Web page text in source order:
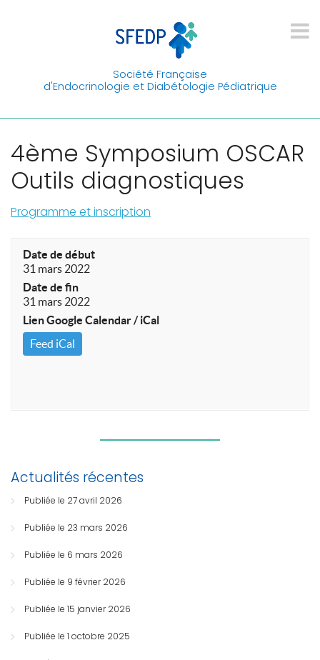
Société Française
d'Endocrinologie et Diabétologie Pédiatrique
4ème Symposium OSCAR
Outils diagnostiques
Programme et inscription
Date de début
31 mars 2022
Date de fin
31 mars 2022
Lien Google Calendar / iCal
Feed iCal
Actualités récentes
Publiée le 27 avril 2026
Publiée le 23 mars 2026
Publiée le 6 mars 2026
Publiée le 9 février 2026
Publiée le 15 janvier 2026
Publiée le 1 octobre 2025